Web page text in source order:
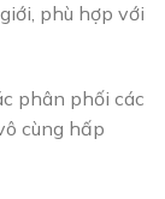
phù hợp với
phân phối các
cùng hấp